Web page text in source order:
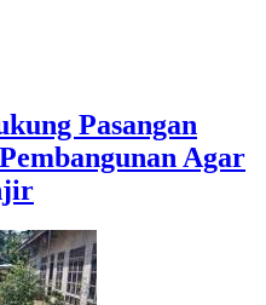
Pasangan
Agar